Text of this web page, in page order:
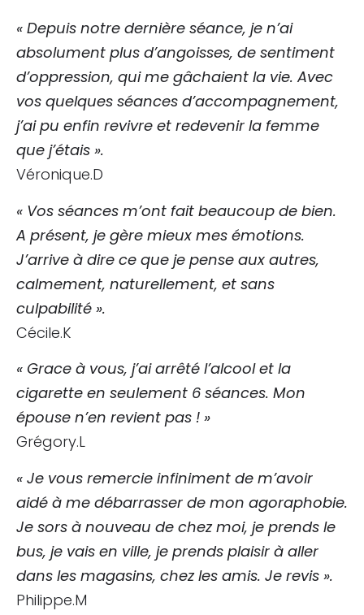
« Depuis notre dernière séance, je n’ai
absolument plus d’angoisses, de sentiment
d’oppression, qui me gâchaient la vie. Avec
vos quelques séances d’accompagnement,
j’ai pu enfin revivre et redevenir la femme
que j’étais ».
Véronique.D
« Vos séances m’ont fait beaucoup de bien.
A présent, je gère mieux mes émotions.
J’arrive à dire ce que je pense aux autres,
calmement, naturellement, et sans
culpabilité ».
Cécile.K
« Grace à vous, j’ai arrêté l’alcool et la
cigarette en seulement 6 séances. Mon
épouse n’en revient pas ! »
Grégory.L
« Je vous remercie infiniment de m’avoir
aidé à me débarrasser de mon agoraphobie.
Je sors à nouveau de chez moi, je prends le
bus, je vais en ville, je prends plaisir à aller
dans les magasins, chez les amis. Je revis ».
Philippe.M